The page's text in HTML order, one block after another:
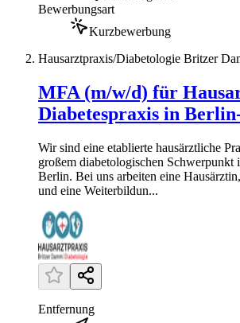
Bewerbungsart
Kurzbewerbung
Hausarztpraxis/Diabetologie Britzer
MFA (m/w/d) für
Diabetespraxis in
Wir sind eine etablierte hausärztliche
großem diabetologischen
Berlin. Bei uns arbeiten eine
und eine Weiterbildun...
Entfernung